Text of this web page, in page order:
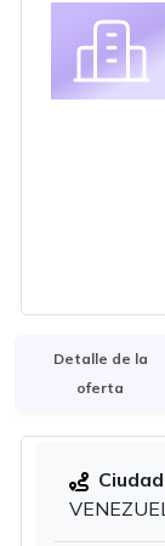
Detalle de la
oferta